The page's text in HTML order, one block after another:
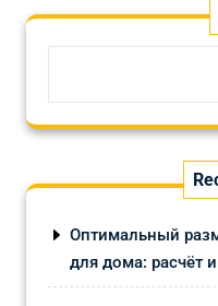
Оптимальный
для дома: расчёт